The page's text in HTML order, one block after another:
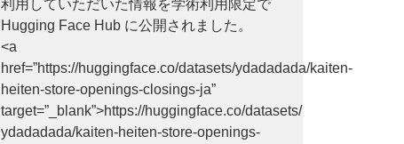
利用していただいた情報を学術利用限定で
Hugging Face Hub に公開されました。
<a
href=”https://huggingface.co/datasets/ydadadada/kaiten-
heiten-store-openings-closings-ja”
target=”_blank”>https://huggingface.co/datasets/
ydadadada/kaiten-heiten-store-openings-